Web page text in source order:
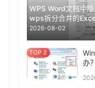
WPS Word文档中
wps拆分合并的
2026-08-02
办